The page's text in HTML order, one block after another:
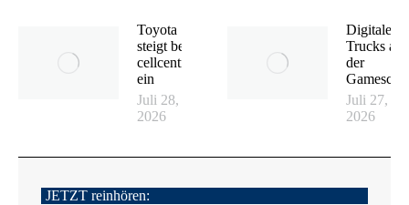
Toyota
steigt bei
cellcentric
ein
Juli 28,
2026
Digitale
Trucks auf
der
Juli 27,
2026
JETZT reinhören: